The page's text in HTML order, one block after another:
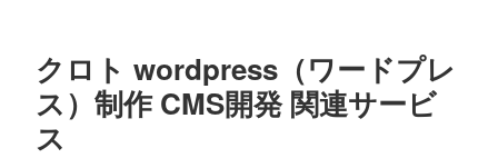
クロト wordpress（ワードプレ
ス）制作 CMS開発 関連サービ
ス